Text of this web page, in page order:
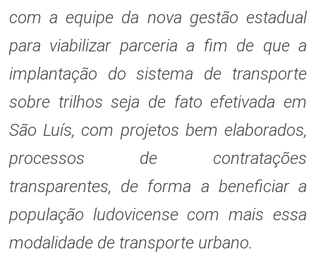
com a equipe da nova gestão estadual
para viabilizar parceria a fim de que a
implantação do sistema de transporte
sobre trilhos seja de fato efetivada em
São Luís, com projetos bem elaborados,
processos de contratações
transparentes, de forma a beneficiar a
população ludovicense com mais essa
modalidade de transporte urbano.